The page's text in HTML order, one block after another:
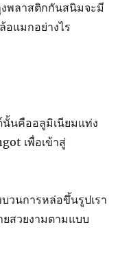
พลาสติกกันสนิมจะมี
อแมกอย่างไร
นคืออลูมิเนียมแท่ง
เพื่อเข้าสู่
นการหล่อขึ้นรูปเรา
สวยงามตามแบบ